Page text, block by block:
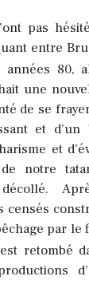
pas
entre
années 80,
une
de se
et d’un
et
notre
par le
retombé